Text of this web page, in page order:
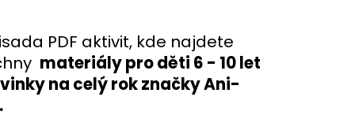
PDF aktivit, kde najdete
materiály pro děti 6 - 10 let
na celý rok značky Ani-